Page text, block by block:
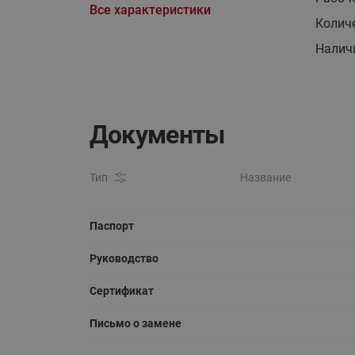
Все характеристики
Документы
Тип Название
Паспорт
Руководство
Сертификат
Письмо о замене